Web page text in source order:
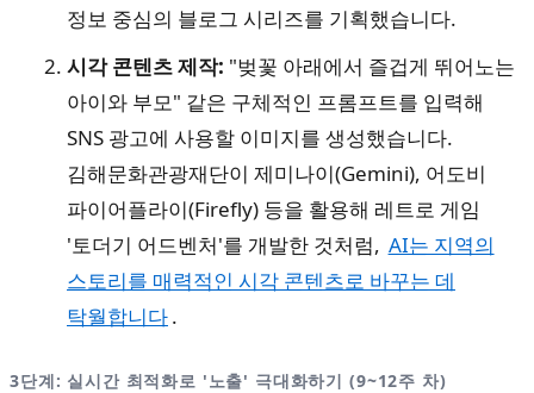
정보 중심의 블로그 시리즈를 기획했습니다.
시각 콘텐츠 제작: "벚꽃 아래에서 즐겁게 뛰어노는
아이와 부모" 같은 구체적인 프롬프트를 입력해
SNS 광고에 사용할 이미지를 생성했습니다.
김해문화관광재단이 제미나이(Gemini), 어도비
파이어플라이(Firefly) 등을 활용해 레트로 게임
'토더기 어드벤처'를 개발한 것처럼, AI는 지역의
스토리를 매력적인 시각 콘텐츠로 바꾸는 데
탁월합니다.
3단계: 실시간 최적화로 '노출' 극대화하기 (9~12주 차)